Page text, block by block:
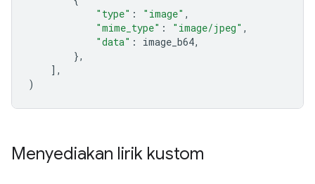
"type" : "image" ,
"mime_type" : "image/jpeg" ,
"data" : image_b64,
},
],
)
Menyediakan lirik kustom